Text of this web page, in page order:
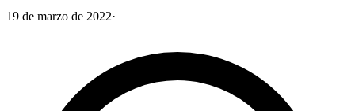
19 de marzo de 2022·